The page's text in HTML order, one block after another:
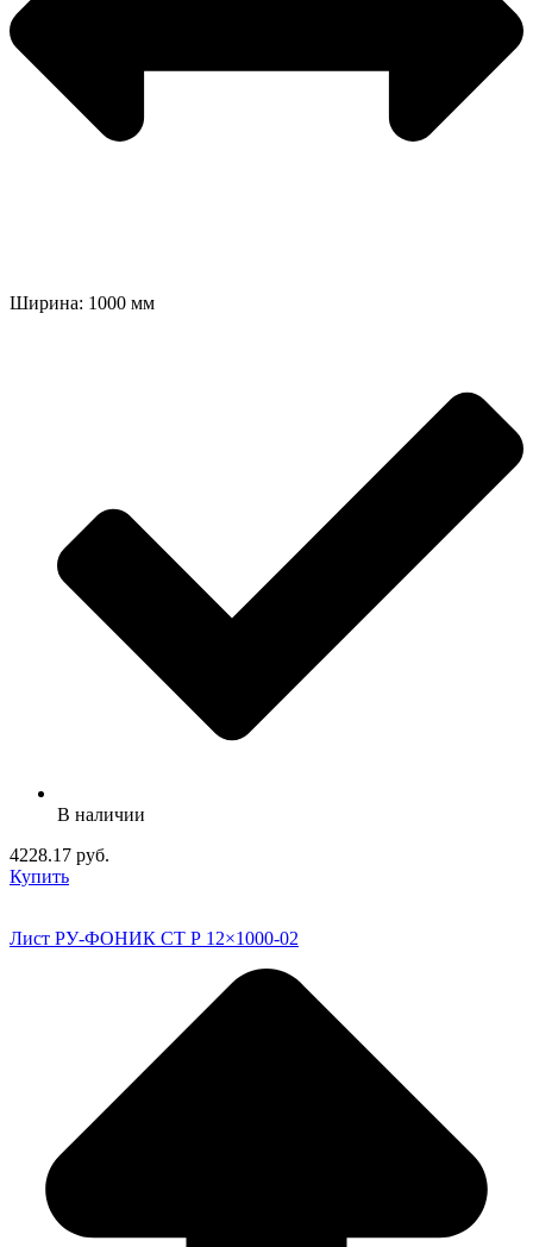
Ширина: 1000 мм
В наличии
4228.17 руб.
Купить
Лист РУ-ФОНИК СТ Р 12×1000-02